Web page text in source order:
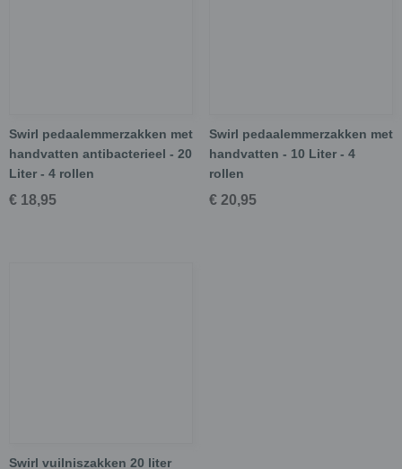
Swirl pedaalemmerzakken met
handvatten antibacterieel - 20
Liter - 4 rollen
€ 18,95
Swirl pedaalemmerzakken met
handvatten - 10 Liter - 4
rollen
€ 20,95
Swirl vuilniszakken 20 liter